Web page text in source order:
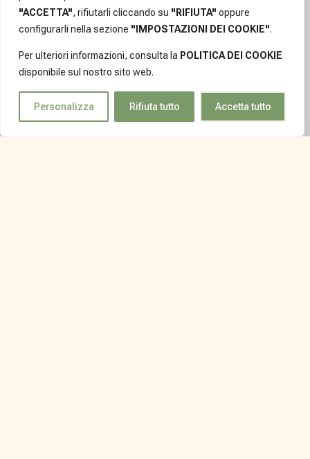
"ACCETTA", rifiutarli cliccando su "RIFIUTA" oppure
configurarli nella sezione "IMPOSTAZIONI DEI COOKIE".
Per ulteriori informazioni, consulta la POLITICA DEI COOKIE
disponibile sul nostro sito web.
Personalizza Rifiuta tutto Accetta tutto